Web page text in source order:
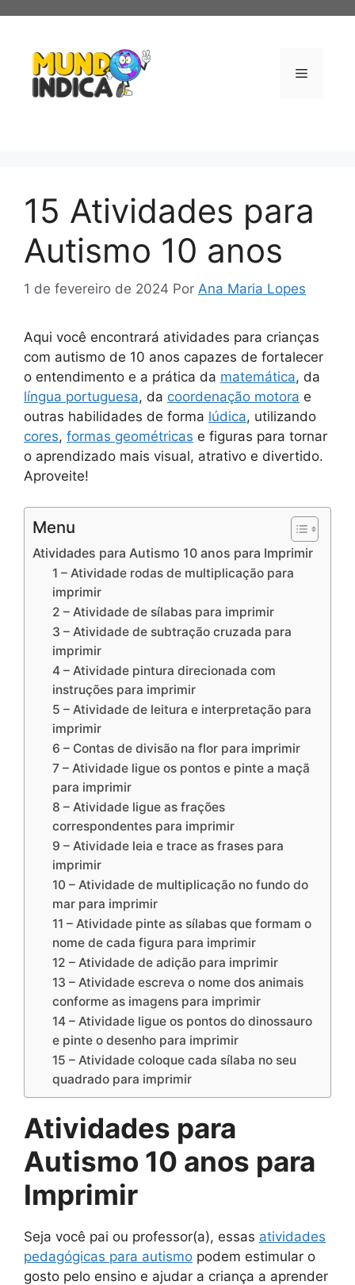
conteúdo
Menu
15 Atividades para
Autismo 10 anos
1 de fevereiro de 2024 Por Ana Maria Lopes
Aqui você encontrará atividades para crianças
com autismo de 10 anos capazes de fortalecer
o entendimento e a prática da matemática, da
língua portuguesa, da coordenação motora e
outras habilidades de forma lúdica, utilizando
cores, formas geométricas e figuras para tornar
o aprendizado mais visual, atrativo e divertido.
Aproveite!
Menu
Atividades para Autismo 10 anos para Imprimir
1 – Atividade rodas de multiplicação para
imprimir
2 – Atividade de sílabas para imprimir
3 – Atividade de subtração cruzada para
imprimir
4 – Atividade pintura direcionada com
instruções para imprimir
5 – Atividade de leitura e interpretação para
imprimir
6 – Contas de divisão na flor para imprimir
7 – Atividade ligue os pontos e pinte a maçã
para imprimir
8 – Atividade ligue as frações
correspondentes para imprimir
9 – Atividade leia e trace as frases para
imprimir
10 – Atividade de multiplicação no fundo do
mar para imprimir
11 – Atividade pinte as sílabas que formam o
nome de cada figura para imprimir
12 – Atividade de adição para imprimir
13 – Atividade escreva o nome dos animais
conforme as imagens para imprimir
14 – Atividade ligue os pontos do dinossauro
e pinte o desenho para imprimir
15 – Atividade coloque cada sílaba no seu
quadrado para imprimir
Atividades para
Autismo 10 anos para
Imprimir
Seja você pai ou professor(a), essas atividades
pedagógicas para autismo podem estimular o
gosto pelo ensino e ajudar a criança a aprender